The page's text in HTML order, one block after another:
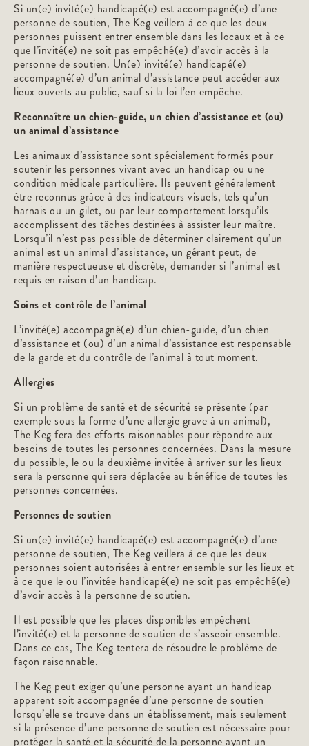
Si un(e) invité(e) handicapé(e) est accompagné(e) d’une
personne de soutien, The Keg veillera à ce que les deux
personnes puissent entrer ensemble dans les locaux et à ce
que l’invité(e) ne soit pas empêché(e) d’avoir accès à la
personne de soutien. Un(e) invité(e) handicapé(e)
accompagné(e) d’un animal d’assistance peut accéder aux
lieux ouverts au public, sauf si la loi l’en empêche.
Reconnaître un chien-guide, un chien d’assistance et (ou)
un animal d’assistance
Les animaux d’assistance sont spécialement formés pour
soutenir les personnes vivant avec un handicap ou une
condition médicale particulière. Ils peuvent généralement
être reconnus grâce à des indicateurs visuels, tels qu’un
harnais ou un gilet, ou par leur comportement lorsqu’ils
accomplissent des tâches destinées à assister leur maître.
Lorsqu’il n’est pas possible de déterminer clairement qu’un
animal est un animal d’assistance, un gérant peut, de
manière respectueuse et discrète, demander si l’animal est
requis en raison d’un handicap.
Soins et contrôle de l’animal
L’invité(e) accompagné(e) d’un chien-guide, d’un chien
d’assistance et (ou) d’un animal d’assistance est responsable
de la garde et du contrôle de l’animal à tout moment.
Allergies
Si un problème de santé et de sécurité se présente (par
exemple sous la forme d’une allergie grave à un animal),
The Keg fera des efforts raisonnables pour répondre aux
besoins de toutes les personnes concernées. Dans la mesure
du possible, le ou la deuxième invitée à arriver sur les lieux
sera la personne qui sera déplacée au bénéfice de toutes les
personnes concernées.
Personnes de soutien
Si un(e) invité(e) handicapé(e) est accompagné(e) d’une
personne de soutien, The Keg veillera à ce que les deux
personnes soient autorisées à entrer ensemble sur les lieux et
à ce que le ou l’invitée handicapé(e) ne soit pas empêché(e)
d’avoir accès à la personne de soutien.
Il est possible que les places disponibles empêchent
l’invité(e) et la personne de soutien de s’asseoir ensemble.
Dans ce cas, The Keg tentera de résoudre le problème de
façon raisonnable.
The Keg peut exiger qu’une personne ayant un handicap
apparent soit accompagnée d’une personne de soutien
lorsqu’elle se trouve dans un établissement, mais seulement
si la présence d’une personne de soutien est nécessaire pour
protéger la santé et la sécurité de la personne ayant un